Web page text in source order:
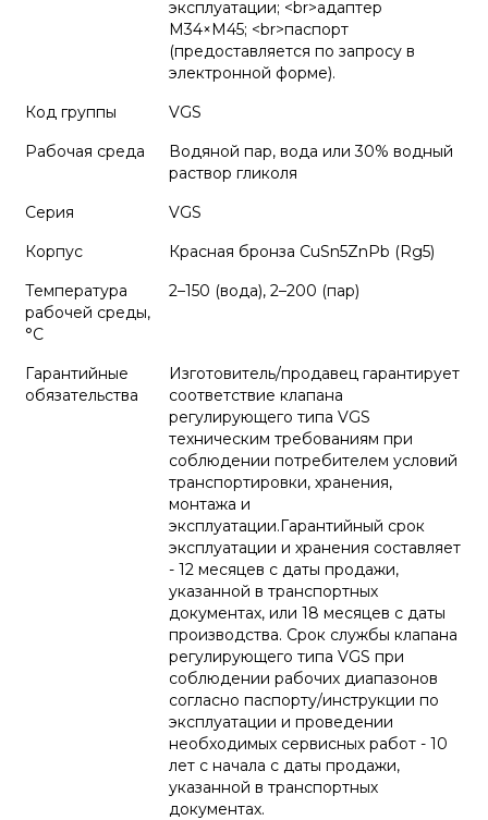
эксплуатации; <br>адаптер
М34×М45; <br>паспорт
(предоставляется по запросу в
электронной форме).
Код группы
VGS
Рабочая среда
Водяной пар, вода или 30% водный
раствор гликоля
Серия
VGS
Корпус
Красная бронза CuSn5ZnPb (Rg5)
Температура
рабочей среды,
°С
2–150 (вода), 2–200 (пар)
Гарантийные
обязательства
Изготовитель/продавец гарантирует
соответствие клапана
регулирующего типа VGS
техническим требованиям при
соблюдении потребителем условий
транспортировки, хранения,
монтажа и
эксплуатации.Гарантийный срок
эксплуатации и хранения составляет
- 12 месяцев с даты продажи,
указанной в транспортных
документах, или 18 месяцев с даты
производства. Срок службы клапана
регулирующего типа VGS при
соблюдении рабочих диапазонов
согласно паспорту/инструкции по
эксплуатации и проведении
необходимых сервисных работ - 10
лет с начала с даты продажи,
указанной в транспортных
документах.